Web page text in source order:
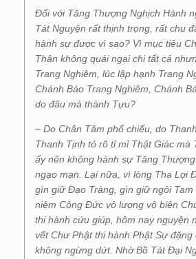
Đối với Tăng Thượng Nghịch Hành
Tát Nguyện rất thịnh trọng, rất chu
hành sự được vì sao? Vì mục tiêu
Thân không quái ngại chi tất cả
Trang Nghiêm, lúc lập hạnh Trang
Chánh Báo Trang Nghiêm, Chánh
do đâu mà thành Tựu?
– Do Chân Tâm phổ chiếu, do
Thanh Tịnh tỏ rõ tỉ mỉ Thật Giác mà
ấy nên không hành sự Tăng
ngạo mạn. Lại nữa, vì lòng Tha Lợi
gìn giữ Đạo Tràng, gìn giữ ngôi Tam
niệm Công Đức vô lượng vô biên
thi hành cứu giúp, hôm nay nguyện
vết Chư Phật thi hành Phật Sự
không ngừng dứt. Nhờ Bồ Tát Đại